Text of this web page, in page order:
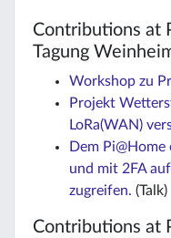
Contributions at
Tagung
Workshop zu
Projekt
LoRa(WAN)
Dem
und mit 2FA
zugreifen. (Talk)
Contributions at